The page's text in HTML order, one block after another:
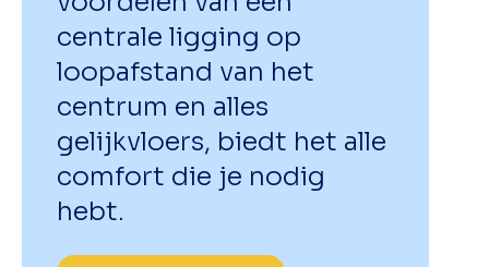
centrale ligging op
loopafstand van het
centrum en alles
gelijkvloers, biedt het alle
comfort die je nodig
hebt.